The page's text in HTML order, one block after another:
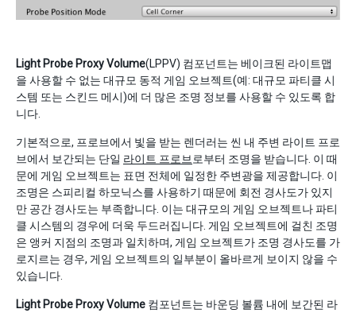
Light Probe Proxy Volume(LPPV) 컴포넌트는 베이크된 라이트맵
을 사용할 수 없는 대규모 동적 게임 오브젝트(예: 대규모 파티클 시
스템 또는 스킨드 메시)에 더 많은 조명 정보를 사용할 수 있도록 합
니다.
기본적으로, 프로브에서 빛을 받는 렌더러는 씬 내 주변 라이트 프로
브에서 보간되는 단일 라이트 프로브로부터 조명을 받습니다. 이 때
문에 게임 오브젝트는 표면 전체에 일정한 주변광을 제공합니다. 이
조명은 스피리컬 하모닉스를 사용하기 때문에 회전 경사도가 있지
만 공간 경사도는 부족합니다. 이는 대규모의 게임 오브젝트나 파티
클 시스템의 경우에 더욱 두드러집니다. 게임 오브젝트에 걸친 조명
은 앵커 지점의 조명과 일치하며, 게임 오브젝트가 조명 경사도를 가
로지르는 경우, 게임 오브젝트의 일부분이 올바르게 보이지 않을 수
있습니다.
Light Probe Proxy Volume 컴포넌트는 바운딩 볼륨 내에 보간된 라